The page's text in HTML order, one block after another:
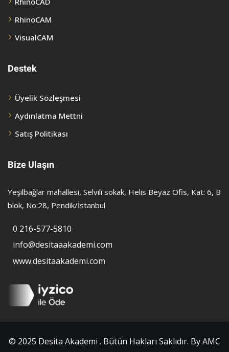
RhinoCAM
VisualCAM
Destek
Üyelik Sözleşmesi
Aydınlatma Mettni
Satış Politikası
Bize Ulaşın
Yeşilbağlar mahallesi, Selvili sokak, Helis Beyaz Ofis, Kat: 6, B
blok, No:28, Pendik/İstanbul
0 216-577-5810
info@desitaaakademi.com
www.desitaakademi.com
© 2025 Desita Akademi . Bütün Hakları Saklıdır. By AMC